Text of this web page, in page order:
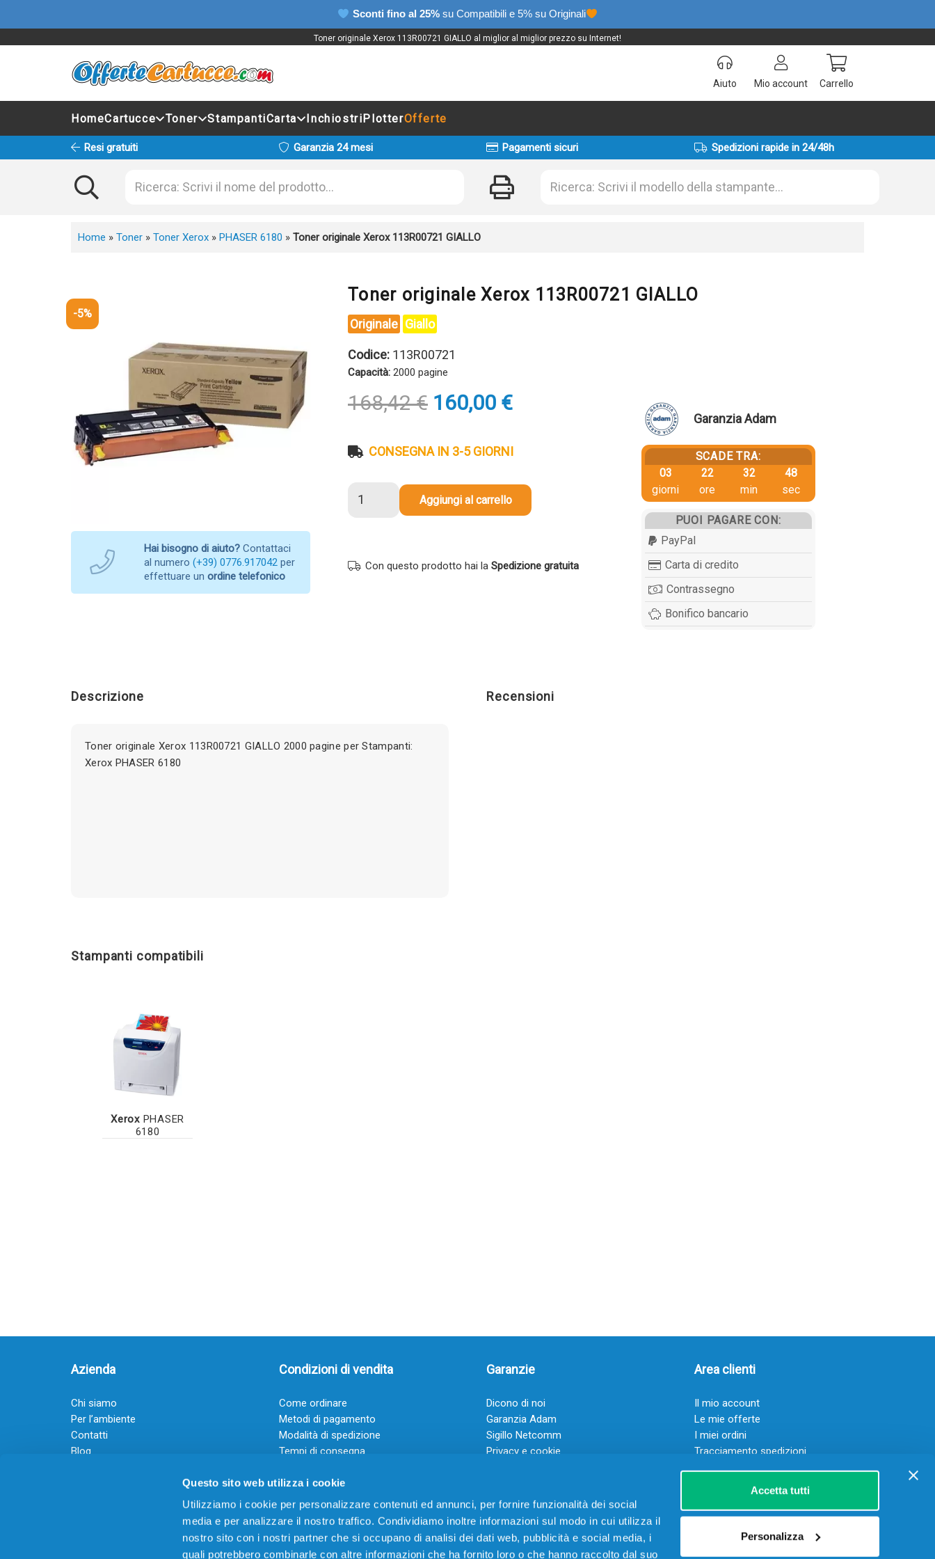
Questo sito web utilizza i cookie
Utilizziamo i cookie per personalizzare contenuti ed annunci, per fornire funzionalità dei social
media e per analizzare il nostro traffico. Condividiamo inoltre informazioni sul modo in cui utilizza il
nostro sito con i nostri partner che si occupano di analisi dei dati web, pubblicità e social media, i
quali potrebbero combinarle con altre informazioni che ha fornito loro o che hanno raccolto dal suo
Accetta tutti
Personalizza
Sconti fino al 25% su Compatibili e 5% su Originali
Toner originale Xerox 113R00721 GIALLO al miglior al miglior prezzo su Internet!
Aiuto Mio account Carrello
HomeCartucce Toner StampantiCarta InchiostriPlotterOfferte
Resi gratuiti Garanzia 24 mesi Pagamenti sicuri Spedizioni rapide in 24/48h
Home » Toner » Toner Xerox » PHASER 6180 » Toner originale Xerox 113R00721 GIALLO
-5%
Hai bisogno di aiuto? Contattaci
al numero (+39) 0776.917042 per
effettuare un ordine telefonico
Toner originale Xerox 113R00721 GIALLO
Originale Giallo
Codice: 113R00721
Capacità: 2000 pagine
168,42€ Il
prezzo
era:
160,00 €Il
è:
CONSEGNA IN 3-5 GIORNI
originale
quantità
Aggiungi al carrello
Con questo prodotto hai la Spedizione gratuita
Garanzia Adam
SCADE TRA:
03
giorni
22
ore
32
min
47
sec
PUOI PAGARE CON:
PayPal
Carta di credito
Contrassegno
Bonifico bancario
Descrizione
Toner originale Xerox 113R00721 GIALLO 2000 pagine per Stampanti:
Xerox PHASER 6180
Recensioni
Stampanti compatibili
XeroxPHASER
6180
Azienda
Chi siamo
Per l’ambiente
Contatti
Blog
Guadagna con il Dropship
Condizioni di vendita
Come ordinare
Metodi di pagamento
Modalità di spedizione
Tempi di consegna
Garanzie
Dicono di noi
Garanzia Adam
Sigillo Netcomm
Privacy e cookie
Area clienti
Il mio account
Le mie offerte
I miei ordini
Tracciamento spedizioni
Resi
Servizio clienti